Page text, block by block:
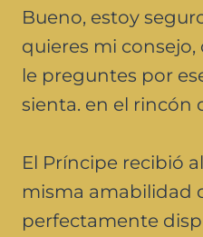
Bueno, estoy
quieres mi
le preguntes por
sienta. en el rincón
El Príncipe recibió
misma amabilidad
perfectamente